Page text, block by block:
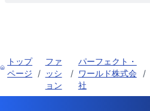
トップ
ページ /
ファ
ッシ
ョン
/
パーフェクト・
ワールド株式会
社
/